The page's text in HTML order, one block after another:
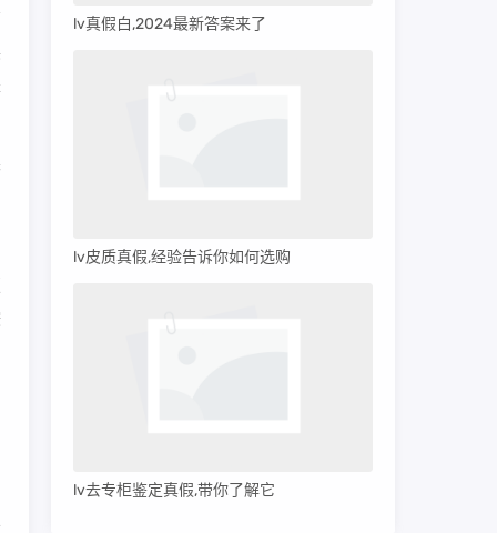
lv真假白,2024最新答案来了
lv皮质真假,经验告诉你如何选购
lv去专柜鉴定真假,带你了解它